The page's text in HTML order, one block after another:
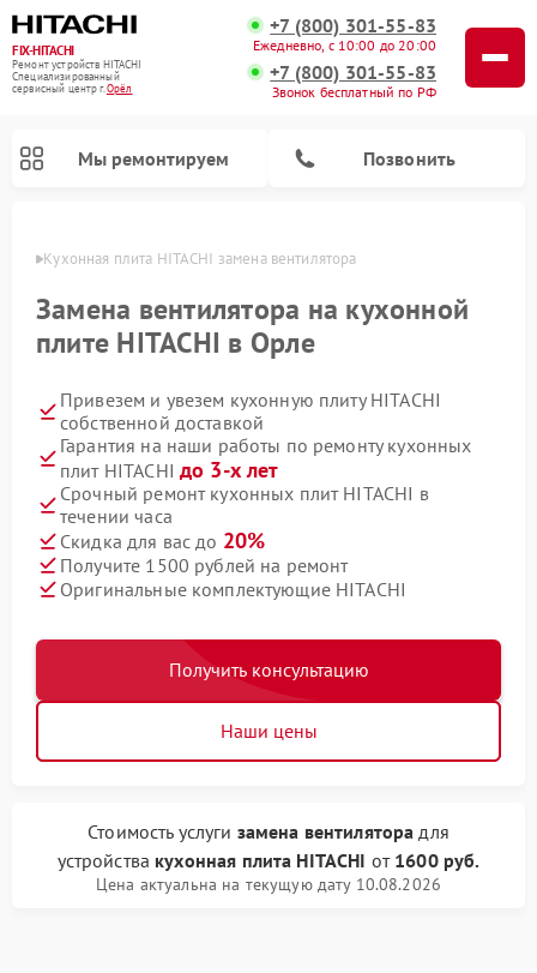
FIX-HITACHI
Ремонт устройств HITACHI
Специализированный
cервисный центр г.Орёл
+7 (800) 301-55-83
Ежедневно, с 10:00 до 20:00
+7 (800) 301-55-83
Звонок бесплатный по РФ
Мы ремонтируем Позвонить
Кухонная плита HITACHI замена вентилятора
Замена вентилятора на кухонной
плите HITACHI в Орле
Привезем и увезем кухонную плиту HITACHI
собственной доставкой
Гарантия на наши работы по ремонту кухонных
плит HITACHI до 3-х лет
Срочный ремонт кухонных плит HITACHI в
течении часа
Скидка для вас до 20%
Получите 1500 рублей на ремонт
Оригинальные комплектующие HITACHI
Получить консультацию
Наши цены
Стоимость услуги замена вентилятора для
устройства кухонная плита HITACHI от 1600 руб.
Цена актуальна на текущую дату 10.08.2026